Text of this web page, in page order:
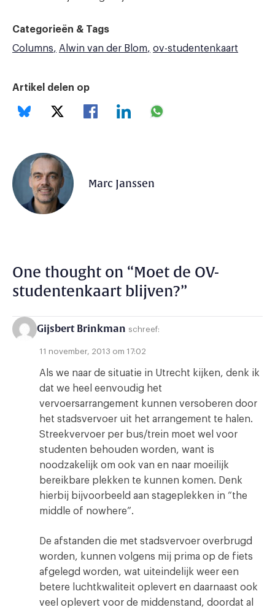
Categorieën & Tags
Columns
Alwin van der Blom ov-studentenkaart
Artikel delen op
Marc Janssen
One thought on “Moet de OV-
studentenkaart blijven?”
Gijsbert Brinkman schreef:
11 november, 2013 om 17:02
Als we naar de situatie in Utrecht kijken, denk ik
dat we heel eenvoudig het
vervoersarrangement kunnen versoberen door
het stadsvervoer uit het arrangement te halen.
Streekvervoer per bus/trein moet wel voor
studenten behouden worden, want is
noodzakelijk om ook van en naar moeilijk
bereikbare plekken te kunnen komen. Denk
hierbij bijvoorbeeld aan stageplekken in “the
middle of nowhere”.
De afstanden die met stadsvervoer overbrugd
worden, kunnen volgens mij prima op de fiets
afgelegd worden, wat uiteindelijk weer een
betere luchtkwaliteit oplevert en daarnaast ook
veel oplevert voor de middenstand, doordat al